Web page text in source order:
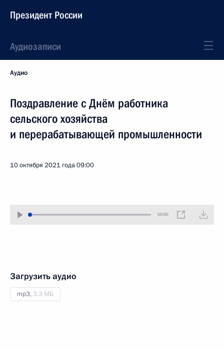
Президент России
Аудиозаписи
Аудио
Поздравление с Днём работника
сельского хозяйства
и перерабатывающей промышленности
10 октября 2021 года09:00
00:00
Загрузить аудио
mp3, 3.3 МБ